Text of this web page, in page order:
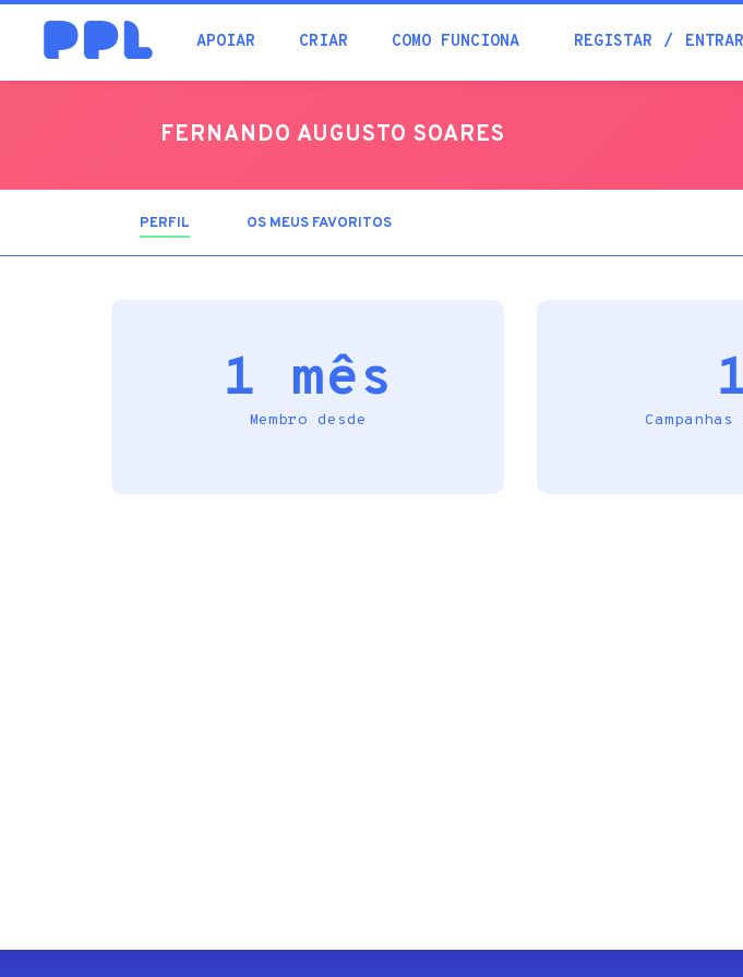
APOIAR CRIAR COMO FUNCIONA REGISTAR ENTRAR
procura
FERNANDO AUGUSTO SOARES
PERFIL (SEPARADOROS MEUS FAVORITOS
1 mês
Membro desde